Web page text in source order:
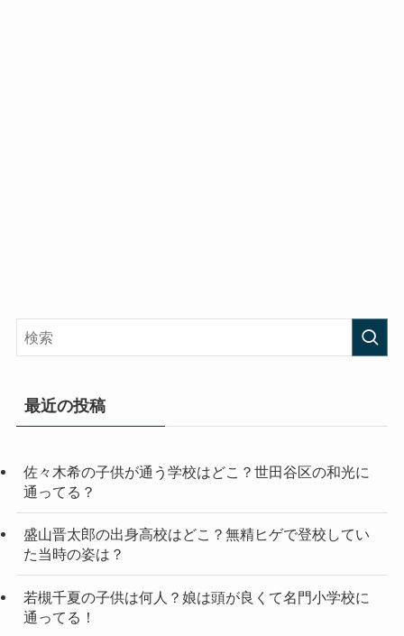
最近の投稿
佐々木希の子供が通う学校はどこ？世田谷区の和光に
通ってる？
盛山晋太郎の出身高校はどこ？無精ヒゲで登校してい
た当時の姿は？
若槻千夏の子供は何人？娘は頭が良くて名門小学校に
通ってる！